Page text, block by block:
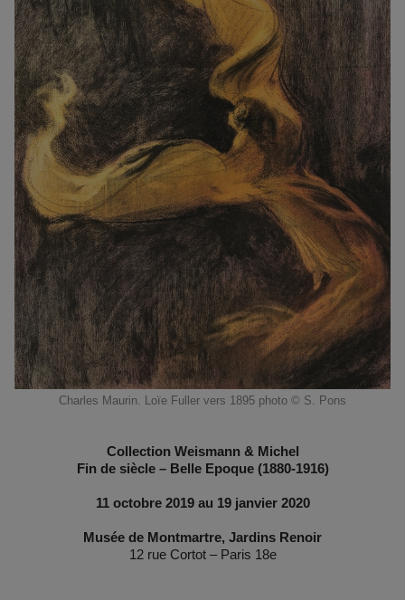
Charles Maurin. Loïe Fuller vers 1895 photo © S. Pons
Collection Weismann & Michel
Fin de siècle – Belle Epoque (1880-1916)
11 octobre 2019 au 19 janvier 2020
Musée de Montmartre, Jardins Renoir
12 rue Cortot – Paris 18e